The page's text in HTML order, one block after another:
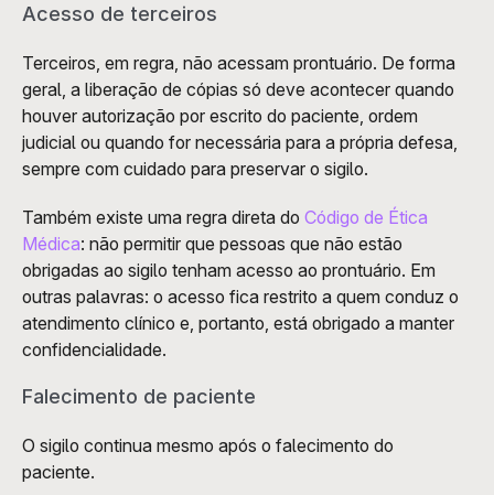
Acesso de terceiros
Terceiros, em regra, não acessam prontuário. De forma
geral, a liberação de cópias só deve acontecer quando
houver autorização por escrito do paciente, ordem
judicial ou quando for necessária para a própria defesa,
sempre com cuidado para preservar o sigilo.
Também existe uma regra direta do Código de Ética
Médica: não permitir que pessoas que não estão
obrigadas ao sigilo tenham acesso ao prontuário. Em
outras palavras: o acesso fica restrito a quem conduz o
atendimento clínico e, portanto, está obrigado a manter
confidencialidade.
Falecimento de paciente
O sigilo continua mesmo após o falecimento do
paciente.